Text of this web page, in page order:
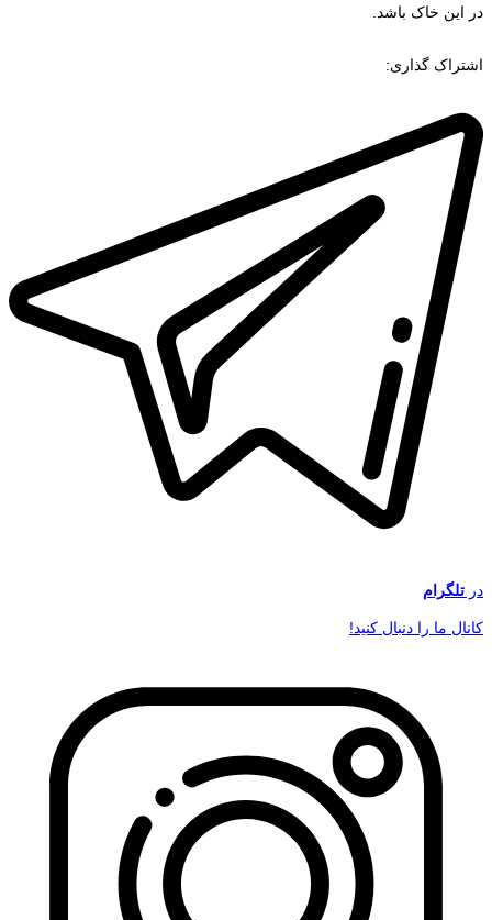
در این خاک باشد.
اشتراک گذاری:
در تلگرام
کانال ما را دنبال کنید!